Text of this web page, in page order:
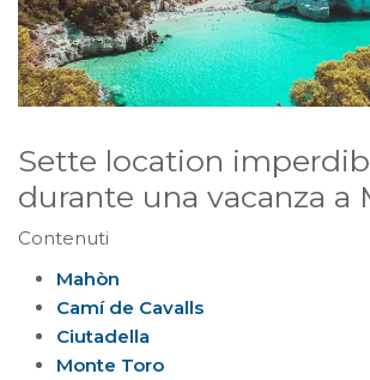
Sette location
durante una vacanza a
Contenuti
Mahòn
Camí de Cavalls
Ciutadella
Monte Toro